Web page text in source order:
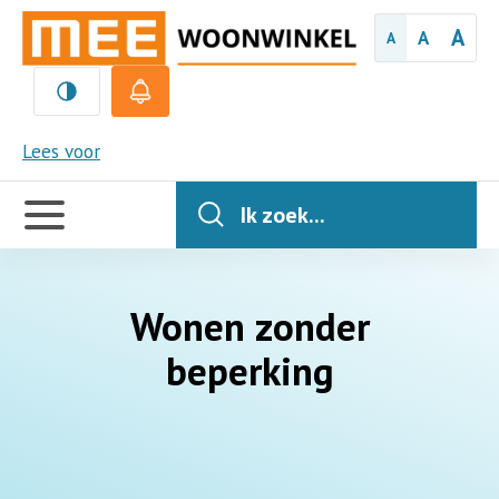
A A A
Lees voor
MEE
Handige
links
Ik zoek...
Wonen zonder
beperking